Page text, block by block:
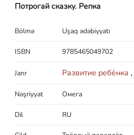
Потрогай сказку. Репка
Bölmə Uşaq ədəbiyyatı
ISBN 9785465049702
Janr Развитие ребёнка ,
Nəşriyyat Омега
Dil RU